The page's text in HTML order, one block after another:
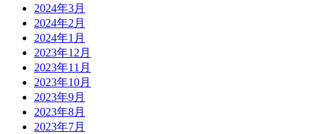
2024年3月
2024年2月
2024年1月
2023年12月
2023年11月
2023年10月
2023年9月
2023年8月
2023年7月